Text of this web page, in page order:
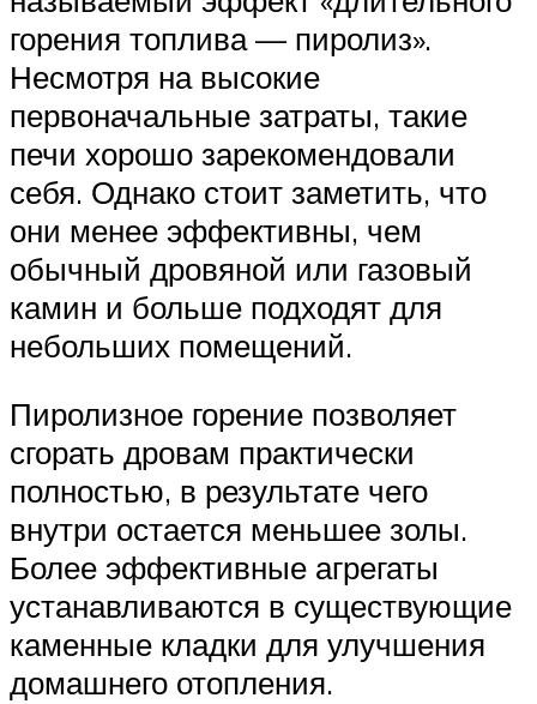
горения топлива — пиролиз».
Несмотря на высокие
первоначальные затраты, такие
печи хорошо зарекомендовали
себя. Однако стоит заметить, что
они менее эффективны, чем
обычный дровяной или газовый
камин и больше подходят для
небольших помещений.
Пиролизное горение позволяет
сгорать дровам практически
полностью, в результате чего
внутри остается меньшее золы.
Более эффективные агрегаты
устанавливаются в существующие
каменные кладки для улучшения
домашнего отопления.